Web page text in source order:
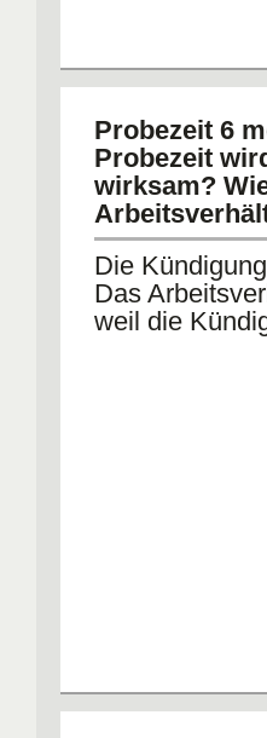
Probezeit 6
Probezeit
wirksam?
Die
Das
weil die